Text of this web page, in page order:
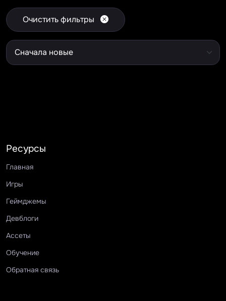
Очистить фильтры
Ресурсы
Главная
Игры
Геймджемы
Девблоги
Ассеты
Обучение
Обратная связь